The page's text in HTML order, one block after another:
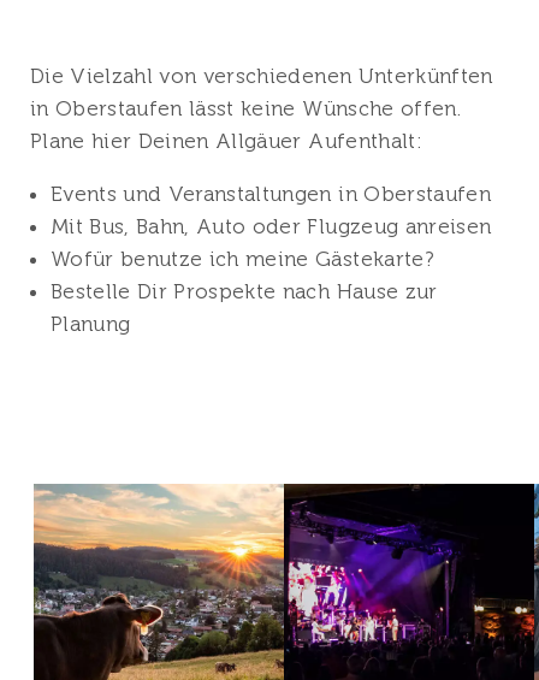
Die Vielzahl von verschiedenen Unterkünften
in Oberstaufen lässt keine Wünsche offen.
Plane hier Deinen Allgäuer Aufenthalt:
Events und Veranstaltungen in Oberstaufen
Mit Bus, Bahn, Auto oder Flugzeug anreisen
Wofür benutze ich meine Gästekarte?
Bestelle Dir Prospekte nach Hause zur
Planung